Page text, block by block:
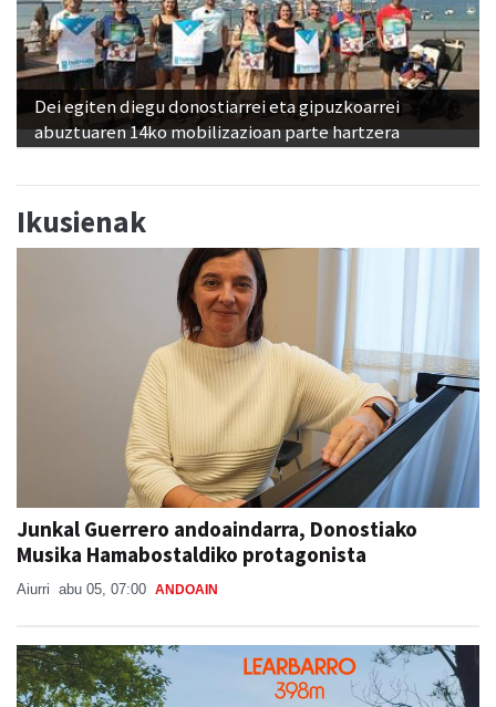
Dei egiten diegu donostiarrei eta gipuzkoarrei
abuztuaren 14ko mobilizazioan parte hartzera
Ikusienak
Junkal Guerrero andoaindarra, Donostiako
Musika Hamabostaldiko protagonista
Aiurri abu 05, 07:00 ANDOAIN